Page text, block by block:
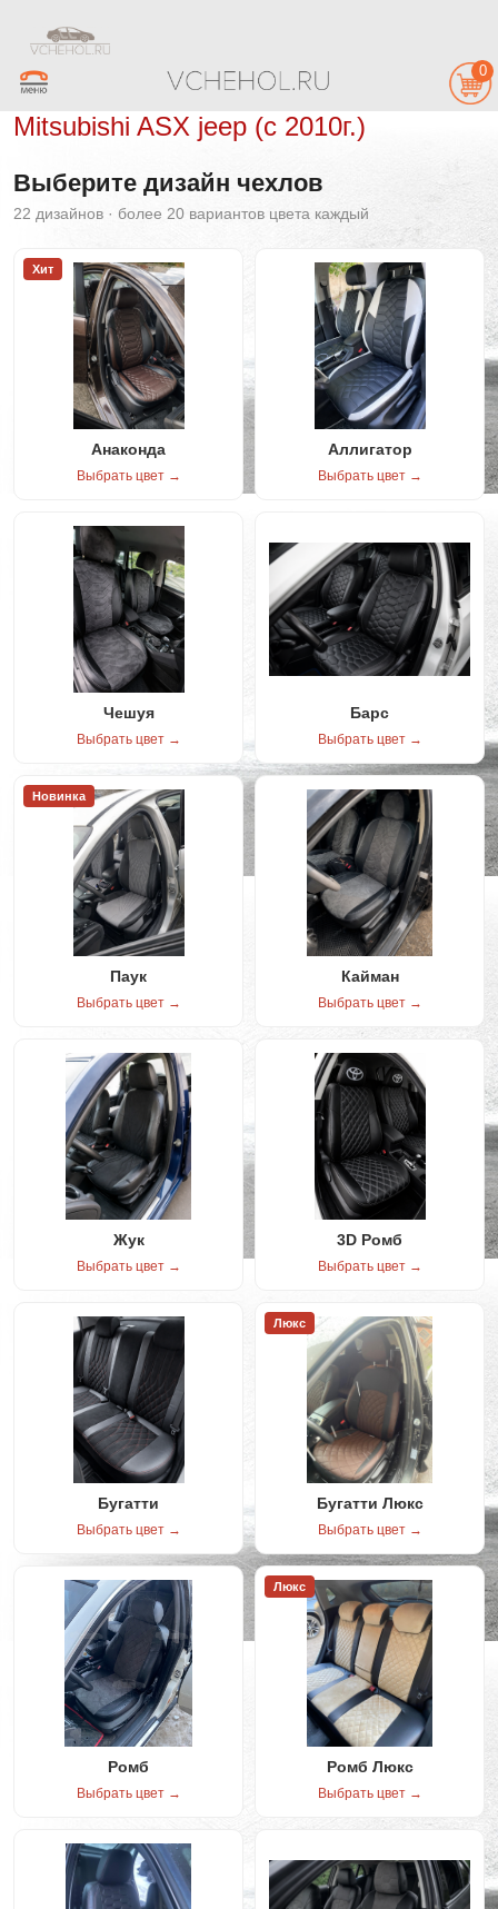
0
Mitsubishi ASX jeep (с 2010г.)
Выберите дизайн чехлов
22 дизайнов · более 20 вариантов цвета каждый
Хит
Анаконда
Выбрать цвет →
Аллигатор
Выбрать цвет →
Чешуя
Выбрать цвет →
Барс
Выбрать цвет →
Новинка
Паук
Выбрать цвет →
Кайман
Выбрать цвет →
Жук
Выбрать цвет →
3D Ромб
Выбрать цвет →
Бугатти
Выбрать цвет →
Люкс
Бугатти Люкс
Выбрать цвет →
Ромб
Выбрать цвет →
Люкс
Ромб Люкс
Выбрать цвет →